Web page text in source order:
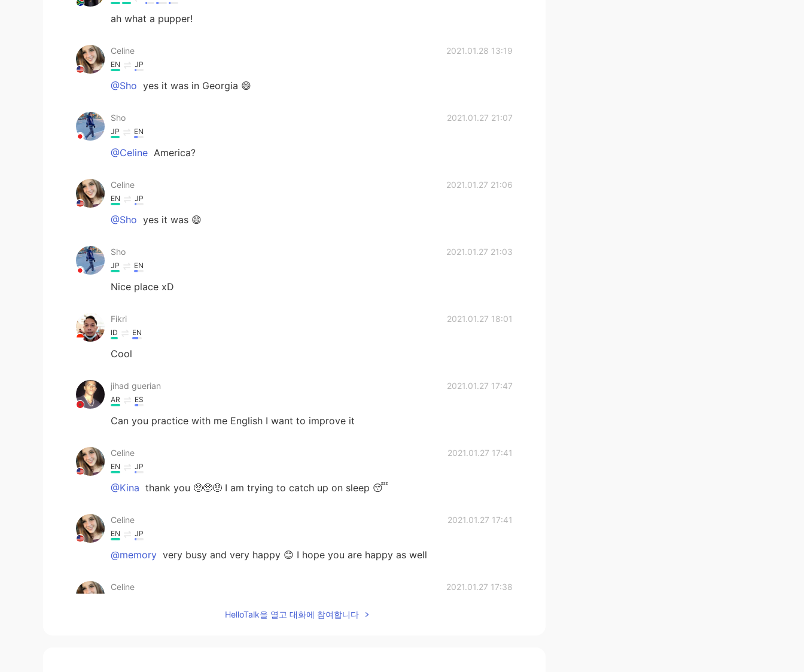
ah what a pupper!
Celine 2021.01.28 13:19
EN JP
@Sho yes it was in Georgia 😄
Sho 2021.01.27 21:07
JP EN
@Celine America?
Celine 2021.01.27 21:06
EN JP
@Sho yes it was 😄
Sho 2021.01.27 21:03
JP EN
Nice place xD
Fikri 2021.01.27 18:01
ID EN
Cool
jihad guerian 2021.01.27 17:47
AR ES
Can you practice with me English I want to improve it
Celine 2021.01.27 17:41
EN JP
@Kina thank you 🥺🥺🥺 I am trying to catch up on sleep 😴
Celine 2021.01.27 17:41
EN JP
@memory very busy and very happy 😊 I hope you are happy as well
Celine 2021.01.27 17:38
thank you! It was beautiful 🤩
HelloTalk을 열고 대화에 참여합니다